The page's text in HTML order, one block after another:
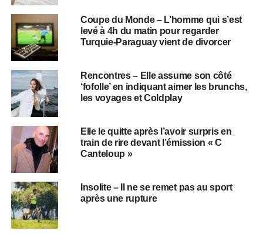
Coupe du Monde – L’homme qui s’est
levé à 4h du matin pour regarder
Turquie-Paraguay vient de divorcer
Rencontres – Elle assume son côté
‘fofolle’ en indiquant aimer les brunchs,
les voyages et Coldplay
Elle le quitte après l’avoir surpris en
train de rire devant l’émission « C
Canteloup »
Insolite – Il ne se remet pas au sport
après une rupture